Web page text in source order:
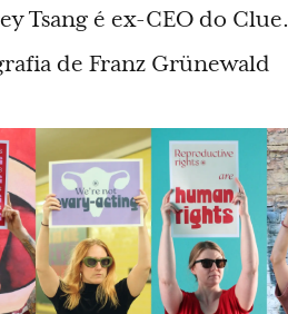
Tsang é ex-CEO do Clue.
de Franz Grünewald